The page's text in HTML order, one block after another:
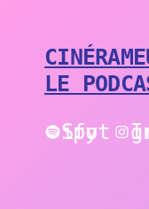
LE
Spotify